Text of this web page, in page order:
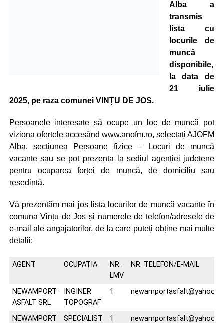
Alba a
transmis
lista cu
locurile de
muncă
disponibile,
la data de
21 iulie
2025, pe raza comunei VINȚU DE JOS.
Persoanele interesate să ocupe un loc de muncă pot
viziona ofertele accesând www.anofm.ro, selectați AJOFM
Alba, secțiunea Persoane fizice – Locuri de muncă
vacante sau se pot prezenta la sediul agenției judetene
pentru ocuparea forței de muncă, de domiciliu sau
resedintă.
Vă prezentăm mai jos lista locurilor de muncă vacante în
comuna Vințu de Jos și numerele de telefon/adresele de
e-mail ale angajatorilor, de la care puteți obține mai multe
detalii:
AGENT OCUPAŢIA
NR.
LMV
NR. TELEFON/E-MAIL
NEWAMPORT
ASFALT SRL
INGINER
TOPOGRAF
1
NEWAMPORT
SPECIALIST
1